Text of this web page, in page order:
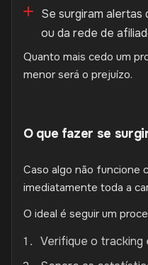
Se surgiram alertas
ou da rede de
Quanto mais cedo um
menor será o prejuízo.
O que fazer se
Caso algo não funcione
imediatamente toda a
O ideal é seguir um
Verifique o tracking